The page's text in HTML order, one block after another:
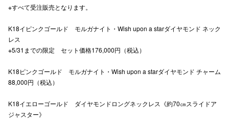
※すべて受注販売となります。
K18イピンクゴールド モルガナイト・Wish upon a starダイヤモンド ネック
レス
※5/31までの限定 セット価格176,000円（税込）
K18ピンクゴールド モルガナイト・Wish upon a starダイヤモンド チャーム
88,000円（税込）
K18イエローゴールド ダイヤモンドロングネックレス《約70㎝スライドア
ジャスター》